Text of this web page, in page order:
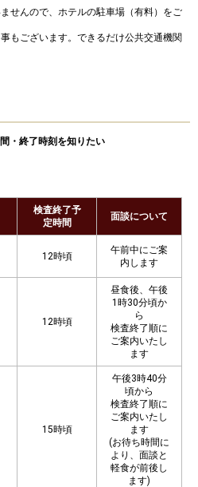
せんので、ホテルの駐車場（有料）をご
もございます。できるだけ公共交通機関
・終了時刻を知りたい
検査終了予
定時間
面談について
12時頃
午前中にご案
内します
12時頃
昼食後、午後
1時30分頃か
ら
検査終了順に
ご案内いたし
ます
15時頃
午後3時40分
頃から
検査終了順に
ご案内いたし
ます
(お待ち時間に
より、面談と
軽食が前後し
ます)